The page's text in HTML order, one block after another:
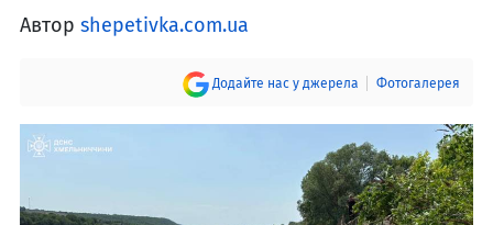
Автор shepetivka.com.ua
Додайте нас у джерела Фотогалерея